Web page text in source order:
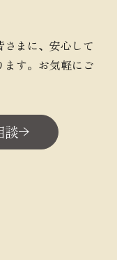
まに、安心して
ます。お気軽にご
談